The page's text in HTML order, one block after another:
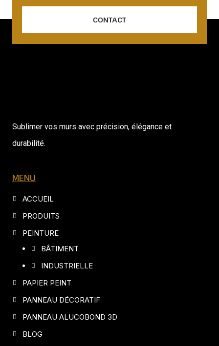
CONTACT
Sublimer vos murs avec précision, élégance et
durabilité.
MENU
ACCUEIL
PRODUITS
PEINTURE
BÂTIMENT
INDUSTRIELLE
PAPIER PEINT
PANNEAU DÉCORATIF
PANNEAU ALUCOBOND 3D
BLOG